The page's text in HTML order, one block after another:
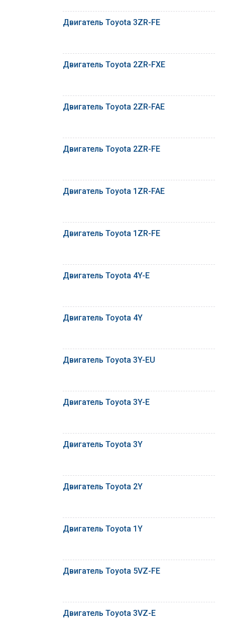
Двигатель Toyota 3ZR-FE
Двигатель Toyota 2ZR-FXE
Двигатель Toyota 2ZR-FAE
Двигатель Toyota 2ZR-FE
Двигатель Toyota 1ZR-FAE
Двигатель Toyota 1ZR-FE
Двигатель Toyota 4Y-E
Двигатель Toyota 4Y
Двигатель Toyota 3Y-EU
Двигатель Toyota 3Y-E
Двигатель Toyota 3Y
Двигатель Toyota 2Y
Двигатель Toyota 1Y
Двигатель Toyota 5VZ-FE
Двигатель Toyota 3VZ-E